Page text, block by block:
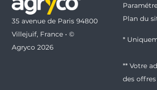
35 avenue de Paris 94800
Villejuif, France • ©
Agryco 2026
Plan du
*
** Votre
des